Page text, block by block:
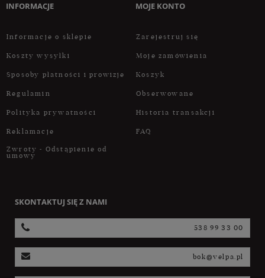
INFORMACJE
Informacje o sklepie
Koszty wysyłki
Sposoby płatności i prowizje
Regulamin
Polityka prywatności
Reklamacje
Zwroty - Odstąpienie od
umowy
MOJE KONTO
Zarejestruj się
Moje zamówienia
Koszyk
Obserwowane
Historia transakcji
FAQ
SKONTAKTUJ SIĘ Z NAMI
538 99 33 00
bok@velpa.pl